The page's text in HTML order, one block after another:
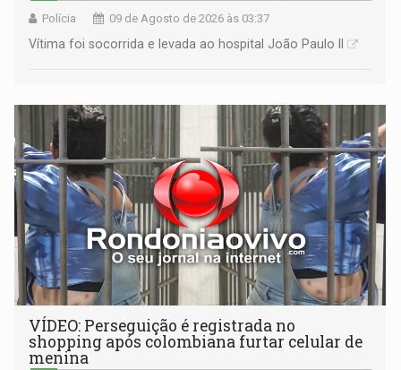
Polícia 09 de Agosto de 2026 às 03:37
Vítima foi socorrida e levada ao hospital João Paulo II
VÍDEO: Perseguição é registrada no
shopping após colombiana furtar celular de
menina